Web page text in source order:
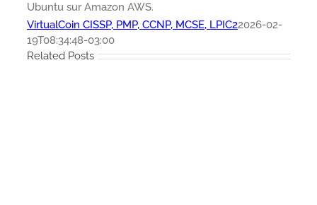
Ubuntu sur Amazon AWS.
VirtualCoin CISSP, PMP, CCNP, MCSE, LPIC22026-02-
19T08:34:48-03:00
Related Posts